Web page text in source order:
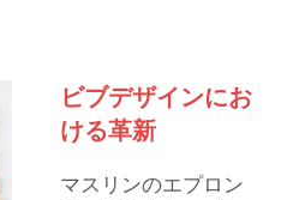
ビブデザインにお
ける革新
マスリンのエプロン